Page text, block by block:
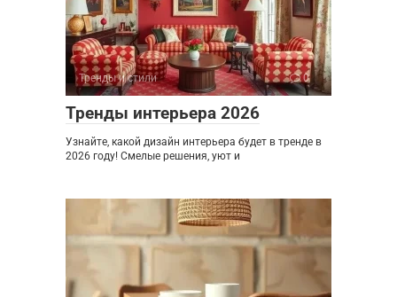
Тренды и стили 0
Тренды интерьера 2026
Узнайте, какой дизайн интерьера будет в тренде в
2026 году! Смелые решения, уют и